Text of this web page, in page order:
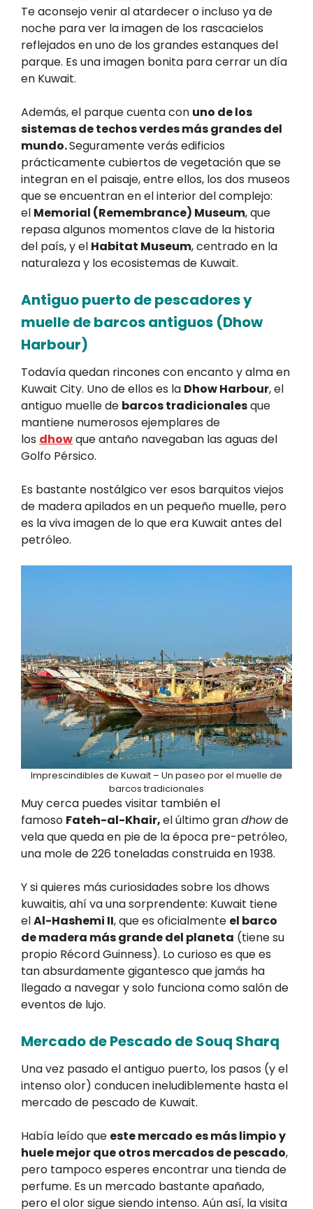
Te aconsejo venir al atardecer o incluso ya de
noche para ver la imagen de los rascacielos
reflejados en uno de los grandes estanques del
parque. Es una imagen bonita para cerrar un día
en Kuwait.
Además, el parque cuenta con uno de los
sistemas de techos verdes más grandes del
mundo.Seguramente verás edificios
prácticamente cubiertos de vegetación que se
integran en el paisaje, entre ellos, los dos museos
que se encuentran en el interior del complejo:
el Memorial (Remembrance) Museum, que
repasa algunos momentos clave de la historia
del país, y el Habitat Museum, centrado en la
naturaleza y los ecosistemas de Kuwait.
Antiguo puerto de pescadores y
muelle de barcos antiguos (Dhow
Harbour)
Todavía quedan rincones con encanto y alma en
Kuwait City. Uno de ellos es la Dhow Harbour, el
antiguo muelle de barcos tradicionalesque
mantiene numerosos ejemplares de
los dhowque antaño navegaban las aguas del
Golfo Pérsico.
Es bastante nostálgico ver esos barquitos viejos
de madera apilados en un pequeño muelle, pero
es la viva imagen de lo que era Kuwait antes del
petróleo.
Imprescindibles de Kuwait – Un paseo por el muelle de
barcos tradicionales
Muy cerca puedes visitar también el
famoso Fateh-al-Khair,el último grandhowde
vela que queda en pie de la época pre-petróleo,
una mole de 226 toneladas construida en 1938.
Y si quieres más curiosidades sobre los dhows
kuwaitis, ahí va una sorprendente: Kuwait tiene
elAl-Hashemi II, que es oficialmente el barco
de madera más grande del planeta (tiene su
propio Récord Guinness). Lo curioso es que es
tan absurdamente gigantesco que jamás ha
llegado a navegar y solo funciona como salón de
eventos de lujo.
Mercado de Pescado de Souq Sharq
Una vez pasado el antiguo puerto, los pasos (y el
intenso olor) conducen ineludiblemente hasta el
mercado de pescado de Kuwait.
Había leído que este mercado es más limpio y
huele mejor que otros mercados de pescado,
pero tampoco esperes encontrar una tienda de
perfume. Es un mercado bastante apañado,
pero el olor sigue siendo intenso. Aún así, la visita